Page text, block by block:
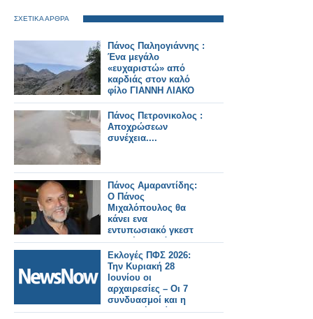
ΣΧΕΤΙΚΑ ΑΡΘΡΑ
Πάνος Παληογιάννης :
Ένα μεγάλο
«ευχαριστώ» από
καρδιάς στον καλό
φίλο ΓΙΑΝΝΗ ΛΙΑΚΟ
Πάνος Πετρονικολος :
Αποχρώσεων
συνέχεια....
Πάνος Αμαραντίδης:
Ο Πάνος
Μιχαλόπουλος θα
κάνει ενα
εντυπωσιακό γκεστ
στη νέα σειρά στον
Alpha - Μόνιμο ρόλο
δεν θέλει
Εκλογές ΠΦΣ 2026:
Την Κυριακή 28
Ιουνίου οι
αρχαιρεσίες – Οι 7
συνδυασμοί και η
σημερινή διοίκηση